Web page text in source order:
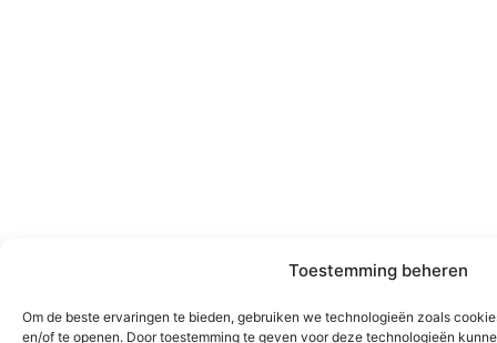
Toestemming beheren
Om de beste ervaringen te bieden, gebruiken we technologieën zoals
en/of te openen. Door toestemming te geven voor deze technologieën